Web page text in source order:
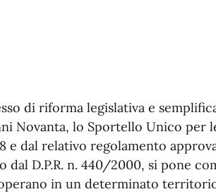
di riforma legislativa e
Novanta, lo Sportello Unico per
e dal relativo regolamento
D.P.R. n. 440/2000, si pone
in un determinato